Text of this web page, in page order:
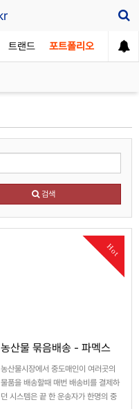
트랜드 포트폴리오
검색
Hot
농산물 묶음배송 - 파멕스
농산물시장에서 중도매인이 여러곳의
물품을 배송할때 매번 배송비를 결제하
던 시스템은 끝 한 운송자가 한명의 중